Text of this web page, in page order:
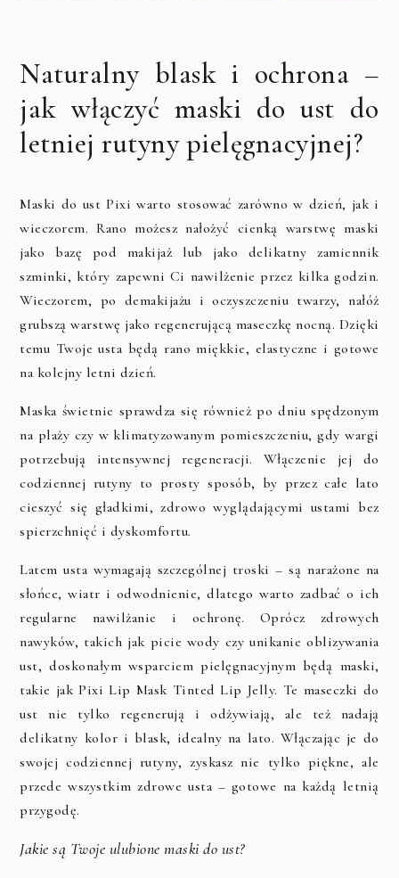
Naturalny blask i ochrona –
jak włączyć maski do ust do
letniej rutyny pielęgnacyjnej?
Maski do ust Pixi warto stosować zarówno w dzień, jak i
wieczorem. Rano możesz nałożyć cienką warstwę maski
jako bazę pod makijaż lub jako delikatny zamiennik
szminki, który zapewni Ci nawilżenie przez kilka godzin.
Wieczorem, po demakijażu i oczyszczeniu twarzy, nałóż
grubszą warstwę jako regenerującą maseczkę nocną. Dzięki
temu Twoje usta będą rano miękkie, elastyczne i gotowe
na kolejny letni dzień.
Maska świetnie sprawdza się również po dniu spędzonym
na plaży czy w klimatyzowanym pomieszczeniu, gdy wargi
potrzebują intensywnej regeneracji. Włączenie jej do
codziennej rutyny to prosty sposób, by przez całe lato
cieszyć się gładkimi, zdrowo wyglądającymi ustami bez
spierzchnięć i dyskomfortu.
Latem usta wymagają szczególnej troski – są narażone na
słońce, wiatr i odwodnienie, dlatego warto zadbać o ich
regularne nawilżanie i ochronę. Oprócz zdrowych
nawyków, takich jak picie wody czy unikanie oblizywania
ust, doskonałym wsparciem pielęgnacyjnym będą maski,
takie jak Pixi Lip Mask Tinted Lip Jelly. Te maseczki do
ust nie tylko regenerują i odżywiają, ale też nadają
delikatny kolor i blask, idealny na lato. Włączając je do
swojej codziennej rutyny, zyskasz nie tylko piękne, ale
przede wszystkim zdrowe usta – gotowe na każdą letnią
przygodę.
Jakie są Twoje ulubione maski do ust?